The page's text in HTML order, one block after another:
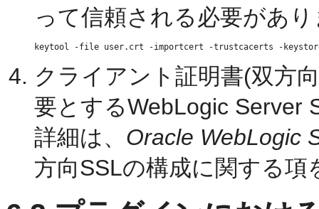
って信頼される必要があ
クライアント証明書(双方
要とするWebLogic Server
詳細は、 Oracle WebLogic
方向SSLの構成に関する